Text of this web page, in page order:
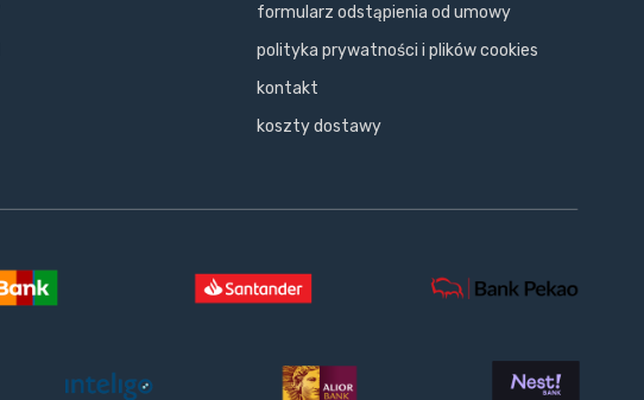
formularz odstąpienia od umowy
polityka prywatności i plików cookies
kontakt
koszty dostawy